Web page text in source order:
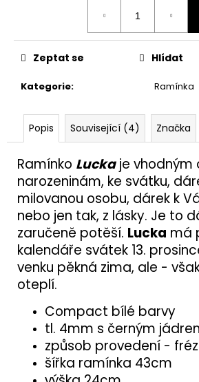
Kategorie: Ramínka
Zeptat se Hlídat
Popis Související (4) Značka
Ramínko Luckaje vhodným
narozeninám, ke svátku,
milovanou osobu, dárek k
nebo jen tak, z lásky. Je to
zaručeně potěší. Lucka má
kalendáře svátek 13.
venku pěkná zima, ale -
oteplí.
Compact bílé barvy
tl. 4mm s černým
způsob provedení -
šířka ramínka 43cm
e
m
20X100
77
Kč